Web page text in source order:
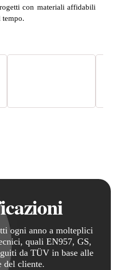
con materiali affidabili
tempo.
ogni anno a molteplici
quali EN957, GS,
da TÜV in base alle
del cliente.